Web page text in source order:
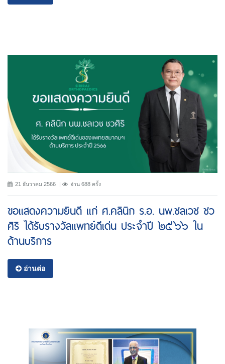
21 ธันวาคม 2566 อ่าน 688 ครั้ง
ขอแสดงความยินดี แก่ ศ.คลินิก ร.อ. นพ.ชลเวช ชว
ศิริ ได้รับรางวัลแพทย์ดีเด่น ประจำปี ๒๕๖๖ ใน
ด้านบริการ
อ่านต่อ